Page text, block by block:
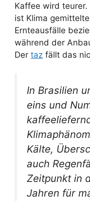
Kaffee wird
ist Klima
Ernteausfälle
während der
Der taz fällt das
In Brasilien
eins und
Kälte,
auch
Zeitpunkt in
Jahren für